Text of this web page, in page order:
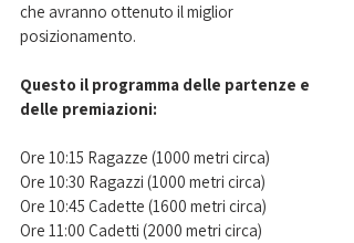
che avranno ottenuto il miglior
posizionamento.
Questo il programma delle partenze e
delle premiazioni:
Ore 10:15 Ragazze (1000 metri circa)
Ore 10:30 Ragazzi (1000 metri circa)
Ore 10:45 Cadette (1600 metri circa)
Ore 11:00 Cadetti (2000 metri circa)